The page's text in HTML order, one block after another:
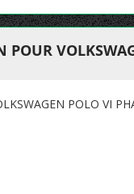
POUR
POLO VI